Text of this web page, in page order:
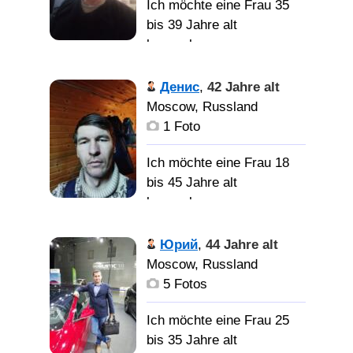
нет, хотя бы без, хроник
раз, ных. Принцессы мне
надоели они мельтешат.
Нужна МОЯ симпатия
просто обязательна.
меру. Люблю
путешествовать на
историческим местам
России.. Надеюсь
встретить умную,
женщину из
Ich möchte eine Frau 35
bis 39 Jahre alt
kennenlernen
Спокойный, с
голубыми глазами.
Хорошую и милую
Денис, 42 Jahre alt
Moscow, Russland
1 Foto
Ich möchte eine Frau 18
bis 45 Jahre alt
kennenlernen
в Москве с
лета, сам с Сибири,
работаю в
спутницу жизни для
создания семьи. Не курю
Юрий, 44 Jahre alt
Moscow, Russland
5 Fotos
Ich möchte eine Frau 25
bis 35 Jahre alt